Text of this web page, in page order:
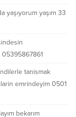
yaşım 33
05395867861
tanismak
emrindeyim 0501
bekarım